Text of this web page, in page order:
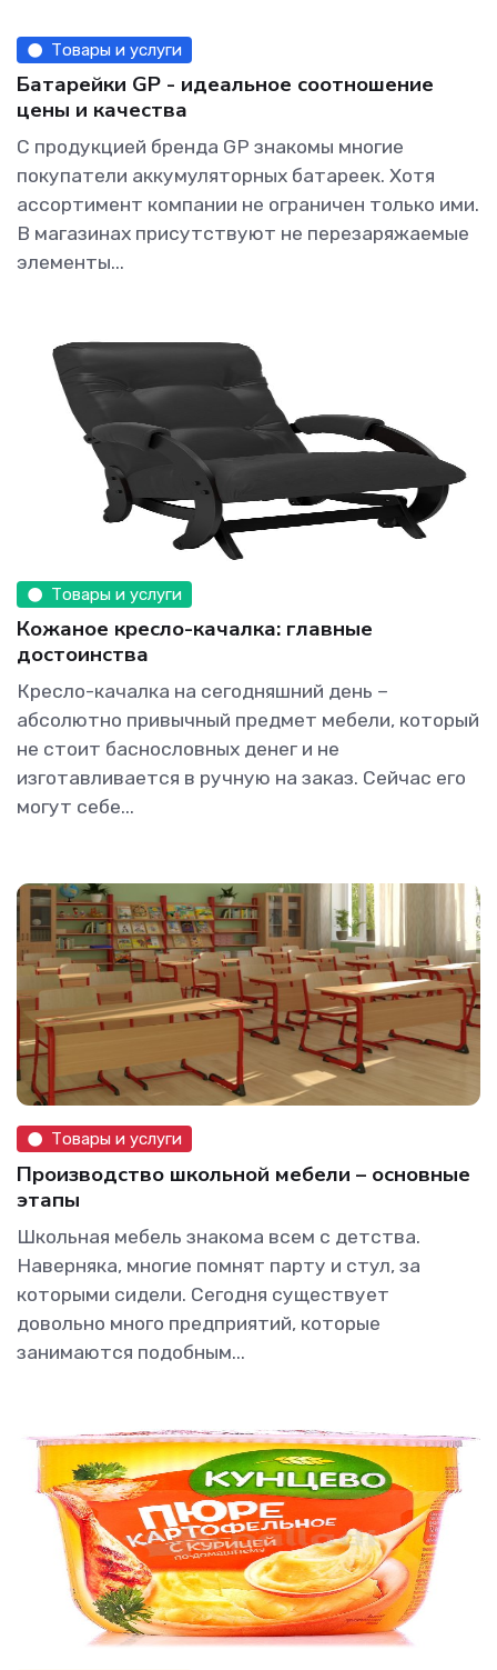
Товары и услуги
Батарейки GP - идеальное соотношение
цены и качества
С продукцией бренда GP знакомы многие
покупатели аккумуляторных батареек. Хотя
ассортимент компании не ограничен только ими.
В магазинах присутствуют не перезаряжаемые
элементы...
Товары и услуги
Кожаное кресло-качалка: главные
достоинства
Кресло-качалка на сегодняшний день –
абсолютно привычный предмет мебели, который
не стоит баснословных денег и не
изготавливается в ручную на заказ. Сейчас его
могут себе...
Товары и услуги
Производство школьной мебели – основные
этапы
Школьная мебель знакома всем с детства.
Наверняка, многие помнят парту и стул, за
которыми сидели. Сегодня существует
довольно много предприятий, которые
занимаются подобным...